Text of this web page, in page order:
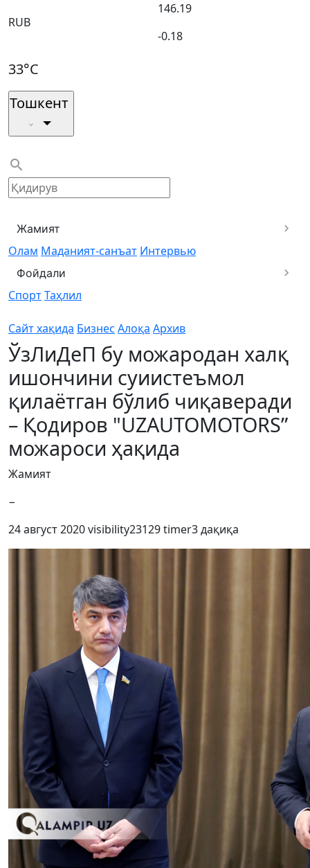
RUB
146.19
-0.18
33°C
Тошкент
Жамият
Олам Маданият-санъат Интервью
Фойдали
СпортТаҳлил
Сайт хақида Бизнес Алоқа Архив
ЎзЛиДеП бу можародан халқ
ишончини суиистеъмол
қилаётган бўлиб чиқаверади
– Қодиров "UZAUTOMOTORS”
можароси ҳақида
Жамият
−
24 август 2020visibility23129timer3 дақиқа